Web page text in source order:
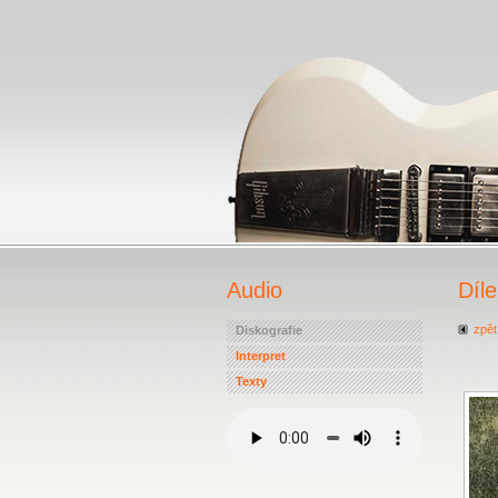
Audio
Diskografie
Interpret
Texty
zpět